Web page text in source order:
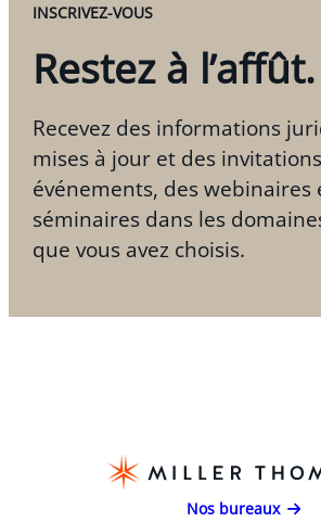
INSCRIVEZ-VOUS
Restez à l’affût.
Recevez des informations
mises à jour et des
événements, des webinaires
séminaires dans les
que vous avez choisis.
Nos bureaux